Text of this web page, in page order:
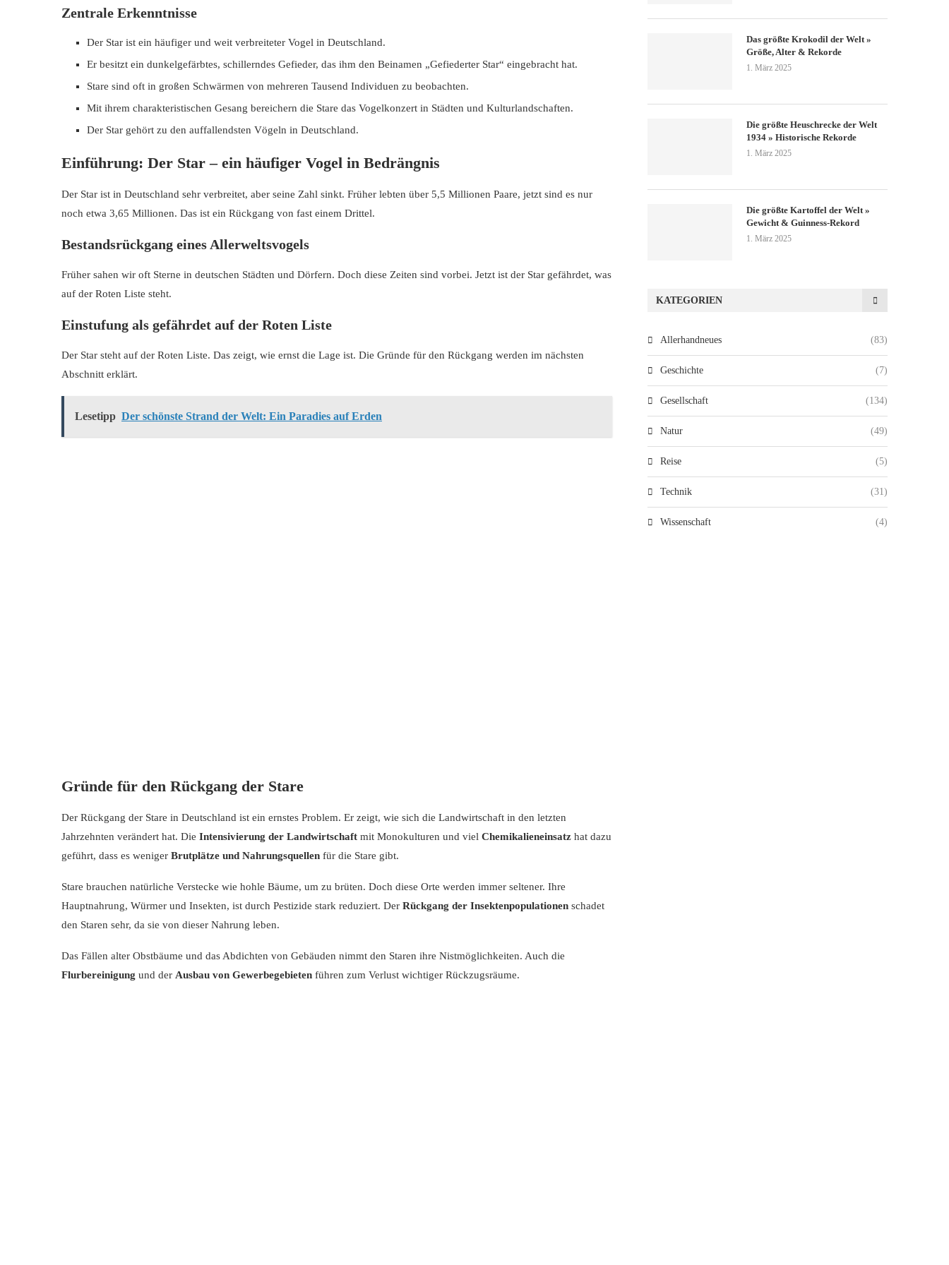
Seltene und scheue Vögel
Der Pirol – auffallend schön, aber selten zu sehen
Fazit
Zentrale Erkenntnisse
Der Star ist ein häufiger und weit verbreiteter Vogel in Deutschland.
Er besitzt ein dunkelgefärbtes, schillerndes Gefieder, das ihm den Beinamen „Gefiederter Star“ eingebracht hat.
Stare sind oft in großen Schwärmen von mehreren Tausend Individuen zu beobachten.
Mit ihrem charakteristischen Gesang bereichern die Stare das Vogelkonzert in Städten und Kulturlandschaften.
Der Star gehört zu den auffallendsten Vögeln in Deutschland.
Einführung: Der Star – ein häufiger Vogel in Bedrängnis
Der Star ist in Deutschland sehr verbreitet, aber seine Zahl sinkt. Früher lebten über 5,5 Millionen Paare, jetzt sind es nur
noch etwa 3,65 Millionen. Das ist ein Rückgang von fast einem Drittel.
Bestandsrückgang eines Allerweltsvogels
Früher sahen wir oft Sterne in deutschen Städten und Dörfern. Doch diese Zeiten sind vorbei. Jetzt ist der Star gefährdet, was
auf der Roten Liste steht.
Einstufung als gefährdet auf der Roten Liste
Der Star steht auf der Roten Liste. Das zeigt, wie ernst die Lage ist. Die Gründe für den Rückgang werden im nächsten
Abschnitt erklärt.
Lesetipp Der schönste Strand der Welt: Ein Paradies auf Erden
Gründe für den Rückgang der Stare
Der Rückgang der Stare in Deutschland ist ein ernstes Problem. Er zeigt, wie sich die Landwirtschaft in den letzten
Jahrzehnten verändert hat. Die Intensivierung der Landwirtschaft mit Monokulturen und viel Chemikalieneinsatz hat dazu
geführt, dass es weniger Brutplätze und Nahrungsquellen für die Stare gibt.
Stare brauchen natürliche Verstecke wie hohle Bäume, um zu brüten. Doch diese Orte werden immer seltener. Ihre
Hauptnahrung, Würmer und Insekten, ist durch Pestizide stark reduziert. Der Rückgang der Insektenpopulationen schadet
den Staren sehr, da sie von dieser Nahrung leben.
Das Fällen alter Obstbäume und das Abdichten von Gebäuden nimmt den Staren ihre Nistmöglichkeiten. Auch die
Flurbereinigung und der Ausbau von Gewerbegebieten führen zum Verlust wichtiger Rückzugsräume.
Das größte Krokodil der Welt »
Größe, Alter & Rekorde
1. März 2025
Die größte Heuschrecke der Welt
1934 » Historische Rekorde
1. März 2025
Die größte Kartoffel der Welt »
Gewicht & Guinness-Rekord
1. März 2025
KATEGORIEN
Allerhandneues (83)
Geschichte (7)
Gesellschaft (134)
Natur (49)
Reise (5)
Technik (31)
Wissenschaft (4)